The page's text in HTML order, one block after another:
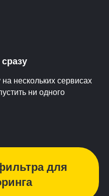
нескольких сервисах
ни одного
для